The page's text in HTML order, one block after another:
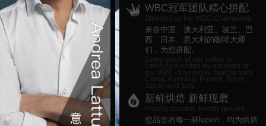
WBC冠军团队精心拼配
Blended by the WBC Champions
来自中国、澳大利亚、波兰、巴
西、日本、意大利的咖啡大师
们，为您拼配。
Every batch of our coffee is
carefully blended by our team of
the WBC champions, hailing from
China, Australia, Poland, Brazil,
Japan and Italy.
新鲜烘焙 新鲜现磨
Freshly roasted, freshly ground.
您品尝的每一杯luckin，均为烘焙